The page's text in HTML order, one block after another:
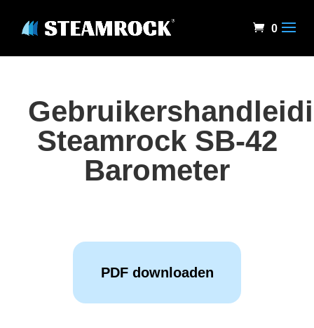
0
Steamrock SB-42
Barometer
PDF downloaden